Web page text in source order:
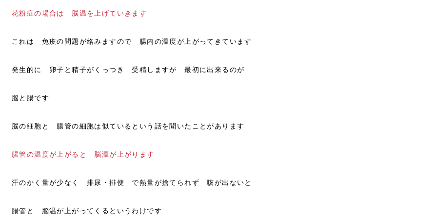
花粉症の場合は 脳温を上げていきます
これは 免疫の問題が絡みますので 腸内の温度が上がってきています
発生的に 卵子と精子がくっつき 受精しますが 最初に出来るのが
脳と腸です
脳の細胞と 腸管の細胞は似ているという話を聞いたことがあります
腸管の温度が上がると 脳温が上がります
汗のかく量が少なく 排尿・排便 で熱量が捨てられず 咳が出ないと
腸管と 脳温が上がってくるというわけです